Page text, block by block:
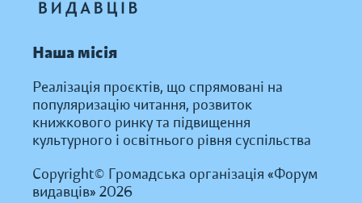
Наша місія
Реалізація проєктів, що спрямовані на
популяризацію читання, розвиток
книжкового ринку та підвищення
культурного і освітнього рівня суспільства
Copyright© Громадська організація «Форум
видавців» 2026